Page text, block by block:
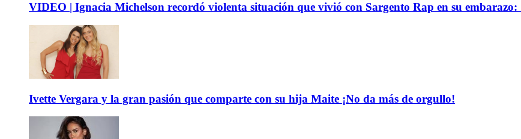
VIDEO | Ignacia Michelson recordó violenta situación que vivió con Sargento Rap en su
Ivette Vergara y la gran pasión que comparte con su hija Maite ¡No da más de orgullo!